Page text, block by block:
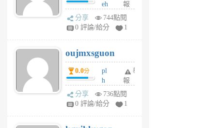
v
A
V
個
月
前
eh
ld
gy
個
月
前
報
分享
744點閱
0 評論/給分
1
oujmxsguon
0.0分
pl
h
wi
w
舉
報
分享
736點閱
0 評論/給分
1